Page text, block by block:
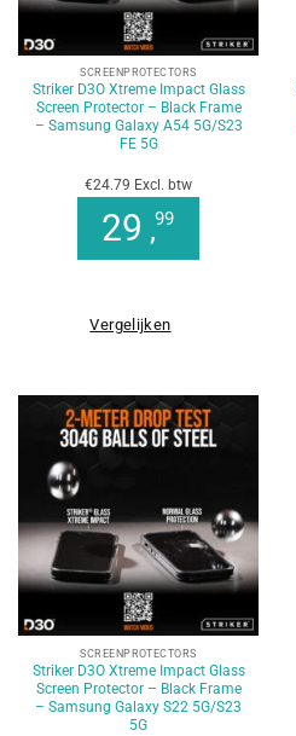
SCREENPROTECTORS
Striker D3O Xtreme Impact Glass
Screen Protector – Black Frame
– Samsung Galaxy A54 5G/S23
FE 5G
€24.79 Excl. btw
29 ,99
Vergelijken
SCREENPROTECTORS
Striker D3O Xtreme Impact Glass
Screen Protector – Black Frame
– Samsung Galaxy S22 5G/S23
5G